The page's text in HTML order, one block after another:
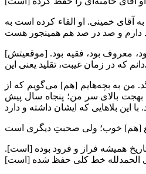
آقای خمینی. او القاء کرده است به
معروف بود، فقیه بود. [موقعیتش]
من به بچه‌هایم [هم] می‌گویم که از
بهجت بالای سر من؛ پنجاه سال پیش
همیشه فراز و فرود بوده [است].